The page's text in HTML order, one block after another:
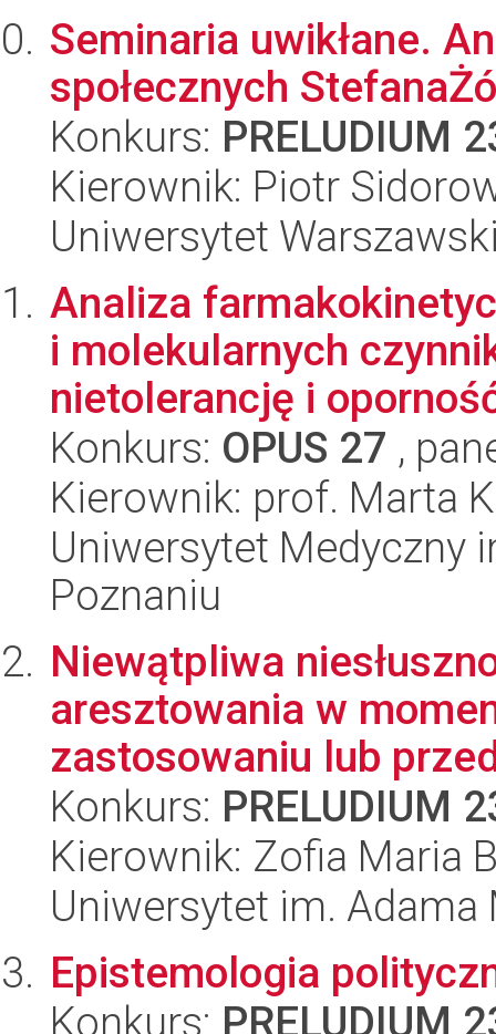
Seminaria uwikłane.
społecznych
Konkurs: PRELUDIUM
Kierownik: Piotr
Uniwersytet
Analiza
i molekularnych
nietolerancję i
Konkurs: OPUS 27 ,
Kierownik: prof. Marta
Uniwersytet Medyczny
Poznaniu
Niewątpliwa
aresztowania w
zastosowaniu lub
Konkurs: PRELUDIUM
Kierownik: Zofia Maria
Uniwersytet im.
Epistemologia
Konkurs: PRELUDIUM